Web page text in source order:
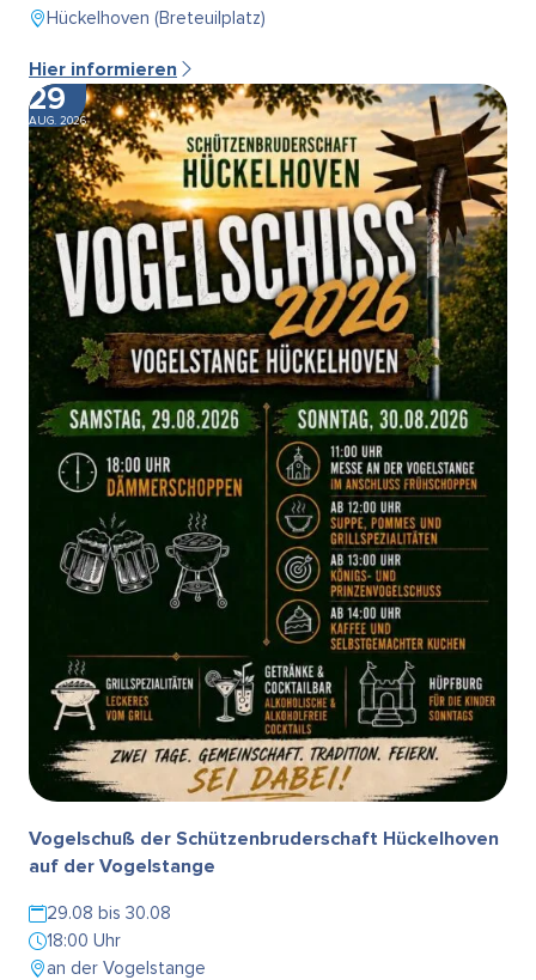
Hückelhoven (Breteuilplatz)
Hier informieren
29
AUG. 2026
Vogelschuß der Schützenbruderschaft Hückelhoven
auf der Vogelstange
29.08 bis 30.08
18:00 Uhr
an der Vogelstange